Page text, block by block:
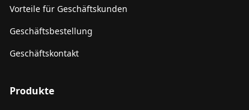
Vorteile für Geschäftskunden
Geschäftsbestellung
Geschäftskontakt
Produkte